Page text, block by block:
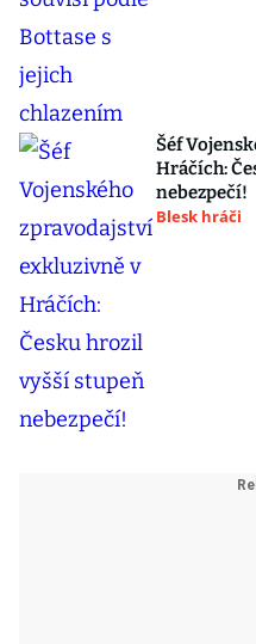
Šéf
Hráčích:
nebezpečí!
Blesk hráči